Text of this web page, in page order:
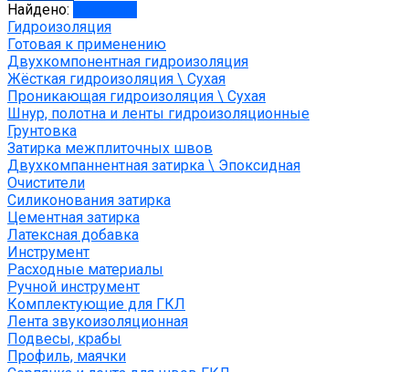
Найдено:
Гидроизоляция
Готовая к применению
Двухкомпонентная гидроизоляция
Жёсткая гидроизоляция \ Сухая
Проникающая гидроизоляция \ Сухая
Шнур, полотна и ленты гидроизоляционные
Грунтовка
Затирка межплиточных швов
Двухкомпаннентная затирка \ Эпоксидная
Очистители
Силиконования затирка
Цементная затирка
Латексная добавка
Инструмент
Расходные материалы
Ручной инструмент
Комплектующие для ГКЛ
Лента звукоизоляционная
Подвесы, крабы
Профиль, маячки